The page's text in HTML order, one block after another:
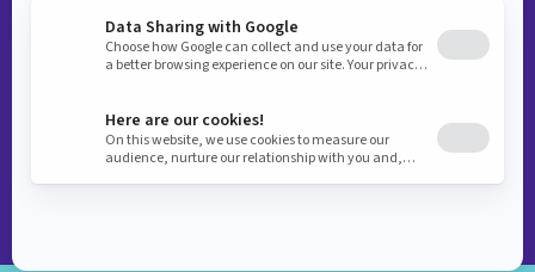
eXolnet, 2026. Tous droits réservés.
Politique de confidentialité